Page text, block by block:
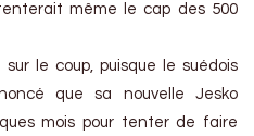
même le cap des 500
le coup, puisque le suédois
que sa nouvelle Jesko
mois pour tenter de faire